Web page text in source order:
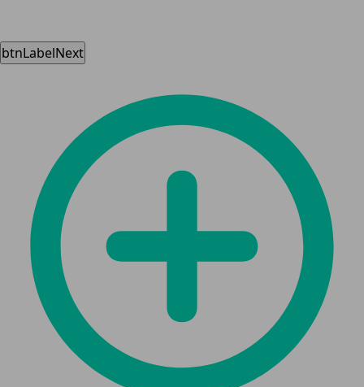
btnLabelNext